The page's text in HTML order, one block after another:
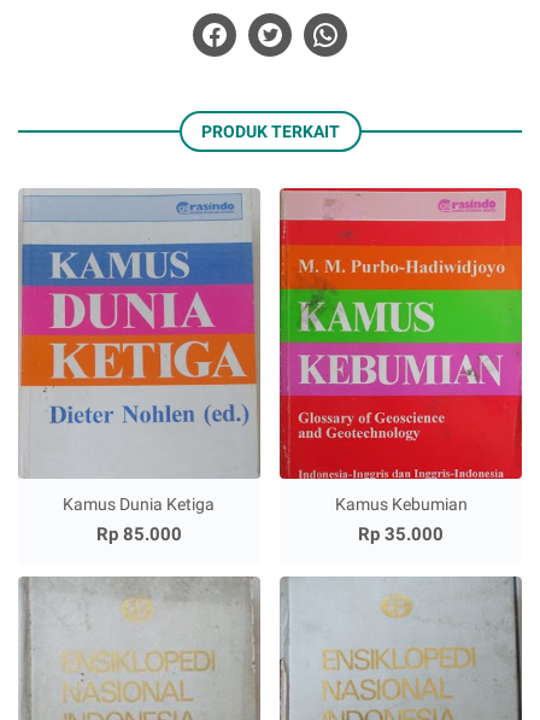
PRODUK TERKAIT
Kamus Dunia Ketiga
Rp 85.000
Kamus Kebumian
Rp 35.000